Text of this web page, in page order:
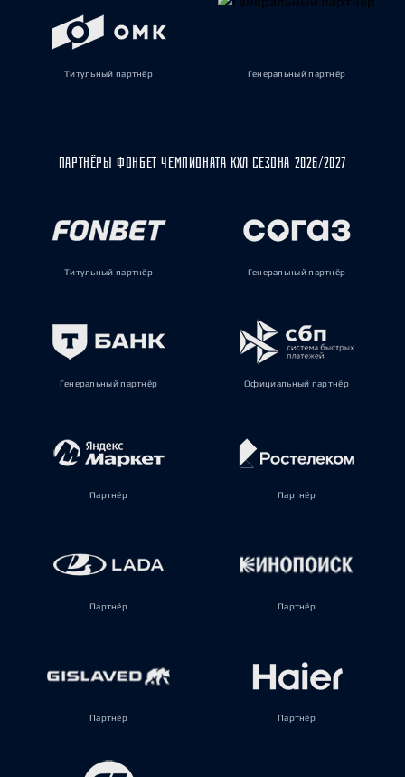
Титульный партнёр Генеральный партнёр
ПАРТНЁРЫ ФОНБЕТ ЧЕМПИОНАТА КХЛ СЕЗОНА 2026/2027
Титульный партнёр Генеральный партнёр
Генеральный партнёр Официальный партнёр
Партнёр Партнёр
Партнёр Партнёр
Партнёр Партнёр